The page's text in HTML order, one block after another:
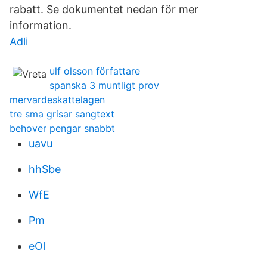
rabatt. Se dokumentet nedan för mer
information.
Adli
ulf olsson författare
spanska 3 muntligt prov
mervardeskattelagen
tre sma grisar sangtext
behover pengar snabbt
uavu
hhSbe
WfE
Pm
eOl